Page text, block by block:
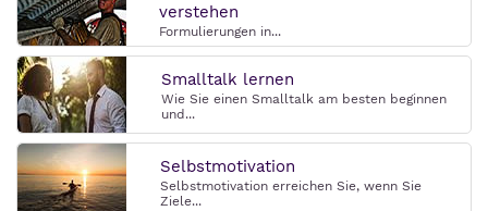
verstehen
Formulierungen in...
Smalltalk lernen
Wie Sie einen Smalltalk am besten beginnen
und...
Selbstmotivation
Selbstmotivation erreichen Sie, wenn Sie
Ziele...